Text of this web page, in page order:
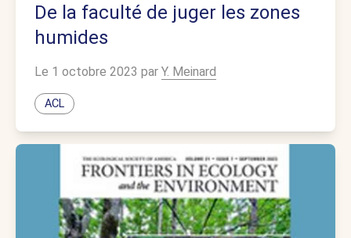
De la faculté de juger les zones
humides
Le 1 octobre 2023 par Y. Meinard
ACL